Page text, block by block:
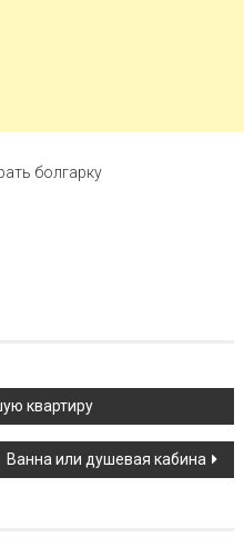
болгарку
квартиру
Ванна или душевая кабина